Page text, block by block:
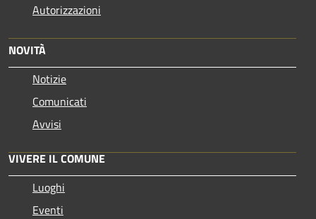
Autorizzazioni
NOVITÀ
Notizie
Comunicati
Avvisi
VIVERE IL COMUNE
Luoghi
Eventi